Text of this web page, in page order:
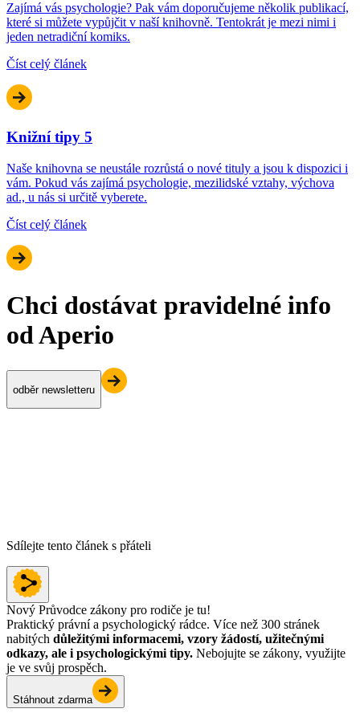
Zajímá vás psychologie? Pak vám doporučujeme několik publikací,
které si můžete vypůjčit v naší knihovně. Tentokrát je mezi nimi i
jeden netradiční komiks.
Číst celý článek
Knižní tipy 5
Naše knihovna se neustále rozrůstá o nové tituly a jsou k dispozici i
vám. Pokud vás zajímá psychologie, mezilidské vztahy, výchova
ad., u nás si určitě vyberete.
Číst celý článek
Chci dostávat pravidelné info
od Aperio
odběr newsletteru
Sdílejte tento článek s přáteli
Nový Průvodce zákony pro rodiče je tu!
Praktický právní a psychologický rádce. Více než 300 stránek
nabitých důležitými informacemi, vzory žádostí, užitečnými
odkazy, ale i psychologickými tipy. Nebojujte se zákony, využijte
je ve svůj prospěch.
Stáhnout zdarma